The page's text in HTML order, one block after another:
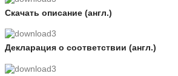
Скачать описание (англ.)
Декларация о соответствии (англ.)